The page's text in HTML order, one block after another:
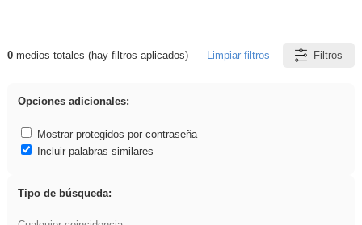
Resultados de: acanalado
0medios totales (hay filtros aplicados) Limpiar filtros Filtros
Opciones adicionales:
Mostrar protegidos por contraseña
Incluir palabras similares
Tipo de búsqueda: